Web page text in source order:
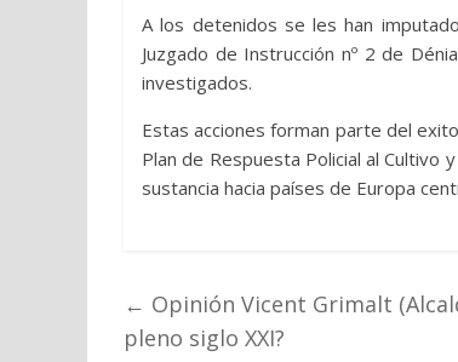
A los detenidos se les han
Juzgado de Instrucción nº 2 de
investigados.
Estas acciones forman parte del
Plan de Respuesta Policial al
sustancia hacia países de Europa
← Opinión Vicent Grimalt
pleno siglo XXI?